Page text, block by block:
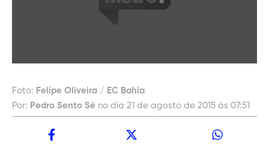
Foto: Felipe Oliveira / EC Bahia
Por: Pedro Sento Sé no dia 21 de agosto de 2015 às 07:51